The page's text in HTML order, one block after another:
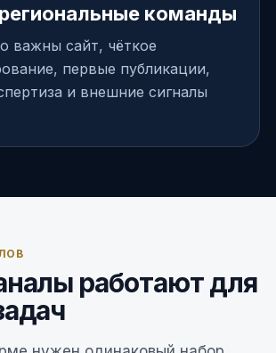
команды
важны сайт, чёткое
первые публикации,
и внешние сигналы
работают для